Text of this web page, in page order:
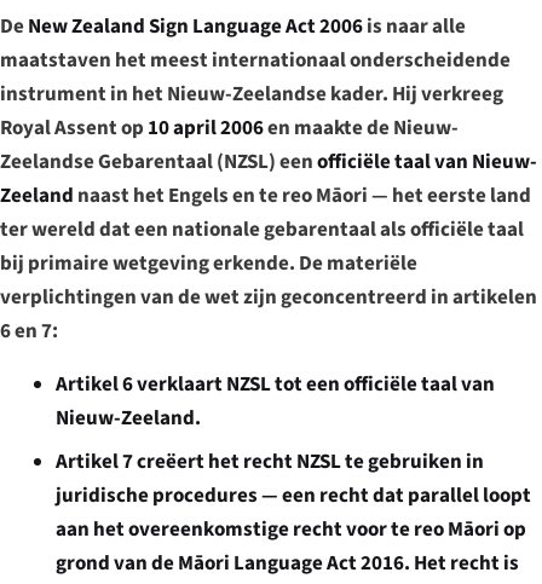
DeNew Zealand Sign Language Act 2006is naar alle
maatstaven het meest internationaal onderscheidende
instrument in het Nieuw-Zeelandse kader. Hij verkreeg
Royal Assent op 10 april 2006en maakte de Nieuw-
Zeelandse Gebarentaal (NZSL) eenofficiële taal van Nieuw-
Zeeland naast het Engels en te reo Māori — het eerste land
ter wereld dat een nationale gebarentaal als officiële taal
bij primaire wetgeving erkende. De materiële
verplichtingen van de wet zijn geconcentreerd in artikelen
6 en 7:
Artikel 6verklaart NZSL tot een officiële taal van
Nieuw-Zeeland.
Artikel 7creëert het recht NZSL te gebruiken in
juridische procedures — een recht dat parallel loopt
aan het overeenkomstige recht voor te reo Māori op
grond van de Māori Language Act 2016. Het recht is